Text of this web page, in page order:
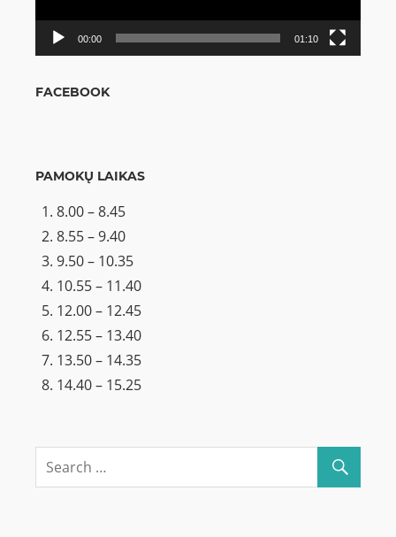
00:00 01:10
FACEBOOK
PAMOKŲ LAIKAS
8.00 – 8.45
8.55 – 9.40
9.50 – 10.35
10.55 – 11.40
12.00 – 12.45
12.55 – 13.40
13.50 – 14.35
14.40 – 15.25